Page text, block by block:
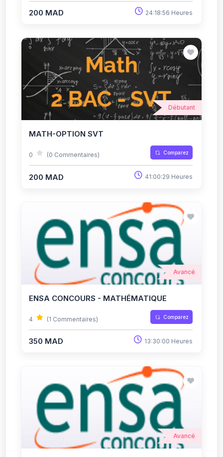
200 MAD 24:18:56 Heures
Débutant
MATH-OPTION SVT
0 (0 Commentaires) Comparez
200 MAD 41:00:29 Heures
Avancé
ENSA CONCOURS - MATHÉMATIQUE
4 (1 Commentaires) Comparez
350 MAD 13:30:00 Heures
Avancé